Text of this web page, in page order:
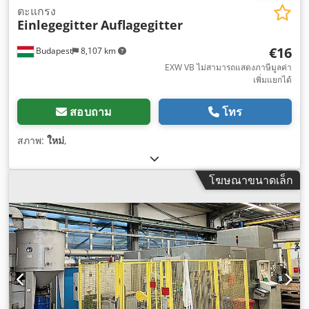
Budapest 8,107 km
ตะแกรง
EinlegegitterAuflagegitter
€16
EXW VB ไม่สามารถแสดงภาษีมูลค่า
เพิ่มแยกได้
สอบถาม โทร
สภาพ: ใหม่,
โฆษณาขนาดเล็ก